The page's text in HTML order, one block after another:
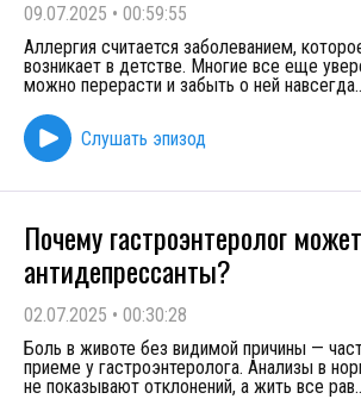
09.07.2025 • 00:59:55
Аллергия считается заболеванием,
возникает в детстве. Многие все еще
можно перерасти и забыть о ней навсегда.
Слушать эпизод
Почему гастроэнтеролог
антидепрессанты?
02.07.2025 • 00:30:28
Боль в животе без видимой причины —
приеме у гастроэнтеролога. Анализы в
не показывают отклонений, а жить все рав